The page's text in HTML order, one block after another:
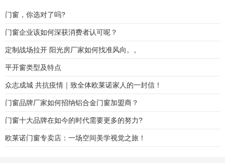
门窗，你选对了吗?
门窗企业该如何深获消费者认可呢？
定制战场拉开 阳光房厂家如何找准风向。。
平开窗类型及特点
众志成城 共抗疫情｜致全体欧莱诺家人的一封信！
门窗品牌厂家如何招纳铝合金门窗加盟商？
门窗十大品牌在如今的时代需要更多的努力?
欧莱诺门窗专卖店：一场空间美学视觉之旅！